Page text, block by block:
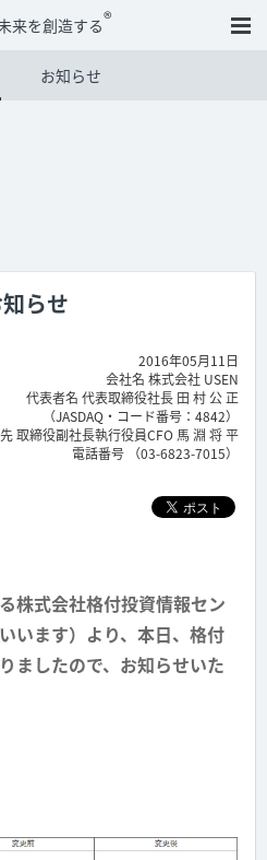
来を創造する®
お知らせ
らせ
2016年05月11日
会社名 株式会社 USEN
代表者名 代表取締役社長 田 村 公 正
（JASDAQ・コード番号：4842）
取締役副社長執行役員CFO 馬 淵 将 平
電話番号 （03-6823-7015）
株式会社格付投資情報セン
います）より、本日、格付
ましたので、お知らせいた